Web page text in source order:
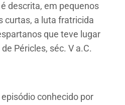
descrita, em pequenos
curtas, a luta fratricida
que teve lugar
Péricles, séc. V a.C.
conhecido por